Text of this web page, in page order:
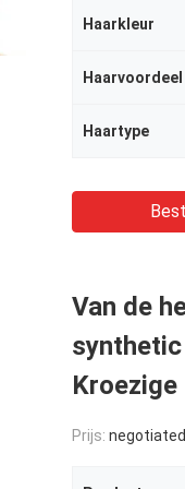
Haarkleur
Haarvoordeel
Haartype
Van de
Kroezige
Prijs: negotiated